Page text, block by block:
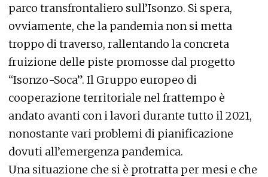
parco transfrontaliero sull’Isonzo. Si spera,
ovviamente, che la pandemia non si metta
troppo di traverso, rallentando la concreta
fruizione delle piste promosse dal progetto
“Isonzo-Soca”. Il Gruppo europeo di
cooperazione territoriale nel frattempo è
andato avanti con i lavori durante tutto il 2021,
nonostante vari problemi di pianificazione
dovuti all’emergenza pandemica.
Una situazione che si è protratta per mesi e che